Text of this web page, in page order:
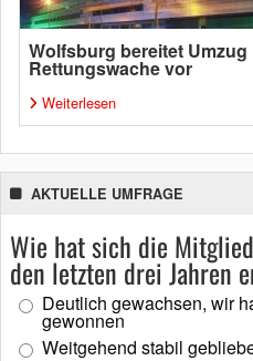
Wolfsburg bereitet Umzug
Rettungswache vor
Weiterlesen
AKTUELLE UMFRAGE
Wie hat sich die
den letzten drei Jahren
Deutlich gewachsen, wir
gewonnen
Weitgehend stabil